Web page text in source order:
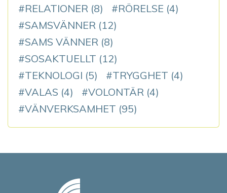
RELATIONER (8) RÖRELSE (4)
SAMSVÄNNER (12)
SAMS VÄNNER (8)
SOSAKTUELLT (12)
TEKNOLOGI (5) TRYGGHET (4)
VALAS (4) VOLONTÄR (4)
VÄNVERKSAMHET (95)